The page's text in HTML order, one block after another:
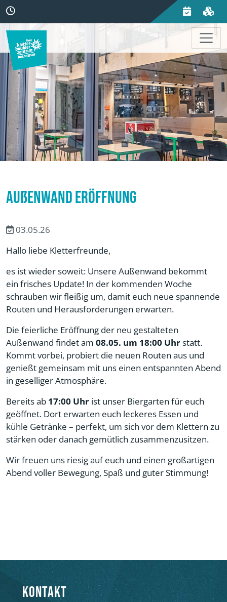
Außenwand Eröffnung
03.05.26
Hallo liebe Kletterfreunde,
es ist wieder soweit: Unsere Außenwand bekommt
ein frisches Update! In der kommenden Woche
schrauben wir fleißig um, damit euch neue spannende
Routen und Herausforderungen erwarten.
Die feierliche Eröffnung der neu gestalteten
Außenwand findet am 08.05. um 18:00 Uhrstatt.
Kommt vorbei, probiert die neuen Routen aus und
genießt gemeinsam mit uns einen entspannten Abend
in geselliger Atmosphäre.
Bereits ab 17:00 Uhr ist unser Biergarten für euch
geöffnet. Dort erwarten euch leckeres Essen und
kühle Getränke – perfekt, um sich vor dem Klettern zu
stärken oder danach gemütlich zusammenzusitzen.
Wir freuen uns riesig auf euch und einen großartigen
Abend voller Bewegung, Spaß und guter Stimmung!
Kontakt